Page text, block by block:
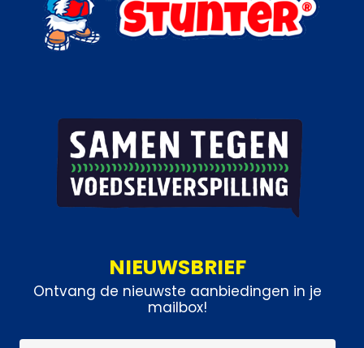
NIEUWSBRIEF
Ontvang de nieuwste aanbiedingen in je
mailbox!